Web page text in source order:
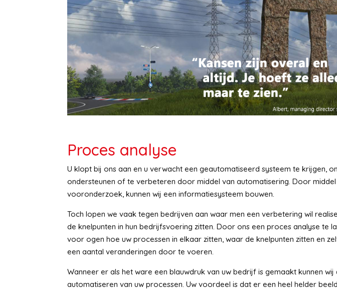
Proces analyse
U klopt bij ons aan en u verwacht een geautomatiseerd systeem te krijgen,
ondersteunen of te verbeteren door middel van automatisering. Door
vooronderzoek, kunnen wij een informatiesysteem bouwen.
Toch lopen we vaak tegen bedrijven aan waar men een verbetering wil
de knelpunten in hun bedrijfsvoering zitten. Door ons een proces analyse te
voor ogen hoe uw processen in elkaar zitten, waar de knelpunten zitten en
een aantal veranderingen door te voeren.
Wanneer er als het ware een blauwdruk van uw bedrijf is gemaakt kunnen
automatiseren van uw processen. Uw voordeel is dat er een heel helder